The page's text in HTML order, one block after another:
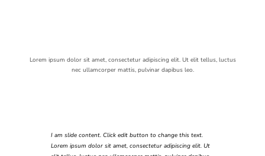
Lorem ipsum dolor sit amet, consectetur adipiscing elit. Ut elit tellus, luctus
nec ullamcorper mattis, pulvinar dapibus leo.
I am slide content. Click edit button to change this text.
Lorem ipsum dolor sit amet, consectetur adipiscing elit. Ut